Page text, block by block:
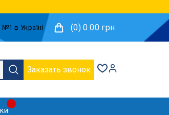
(0) 0.00 грн.
Заказать звонок